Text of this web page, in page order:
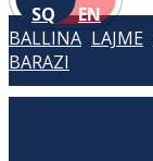
SQ EN
BALLINA LAJME
BARAZI